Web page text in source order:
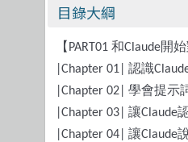
目錄大綱
【 PART01 和Claude開始
|Chapter 01| 認識
|Chapter 02| 學會提示
|Chapter 03| 讓Claude
|Chapter 04| 讓Claude